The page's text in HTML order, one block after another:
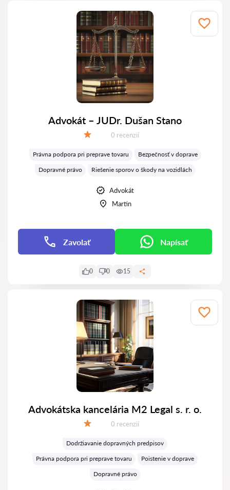
Advokát – JUDr. Dušan Stano
Recenzií:
0 recenzií
Právna podpora pri preprave tovaru
Bezpečnosť v doprave
Dopravné právo
Riešenie sporov o škody na vozidlách
Advokát
Martin
Zavolať Napísať
0 0 15
Advokátska kancelária M2 Legal s. r. o.
Recenzií:
0 recenzií
Dodržiavanie dopravných predpisov
Právna podpora pri preprave tovaru
Poistenie v doprave
Dopravné právo